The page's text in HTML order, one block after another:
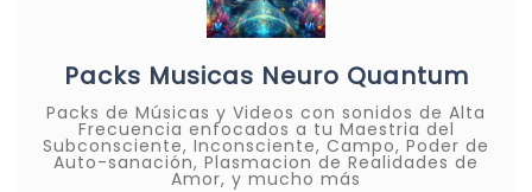
Packs Musicas Neuro Quantum
Packs de Músicas y Videos con sonidos de Alta
Frecuencia enfocados a tu Maestria del
Subconsciente, Inconsciente, Campo, Poder de
Auto-sanación, Plasmacion de Realidades de
Amor, y mucho más